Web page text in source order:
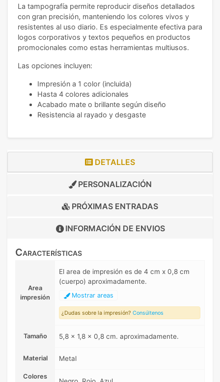
La tampografía permite reproducir diseños detallados
con gran precisión, manteniendo los colores vivos y
resistentes al uso diario. Es especialmente efectiva para
logos corporativos y textos pequeños en productos
promocionales como estas herramientas multiusos.
Las opciones incluyen:
Impresión a 1 color (incluida)
Hasta 4 colores adicionales
Acabado mate o brillante según diseño
Resistencia al rayado y desgaste
DETALLES
PERSONALIZACIÓN
PRÓXIMAS ENTRADAS
INFORMACIÓN DE ENVIOS
Características
Area
impresión
El area de impresión es de 4 cm x 0,8 cm
(cuerpo) aproximadamente.
Mostrar areas
¿Dudas sobre la impresión? Consúltenos
Tamaño 5,8 x 1,8 x 0,8 cm. aproximadamente.
Material Metal
Colores